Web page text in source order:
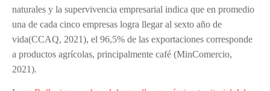
naturales y la supervivencia empresarial indica que en promedio
una de cada cinco empresas logra llegar al sexto año de
vida(CCAQ, 2021), el 96,5% de las exportaciones corresponde
a productos agrícolas, principalmente café (MinComercio,
2021).